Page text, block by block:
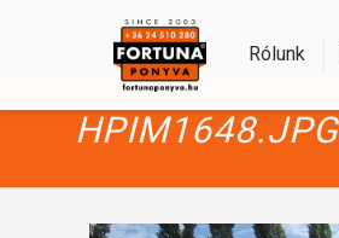
Rólunk
HPIM1648.JPG